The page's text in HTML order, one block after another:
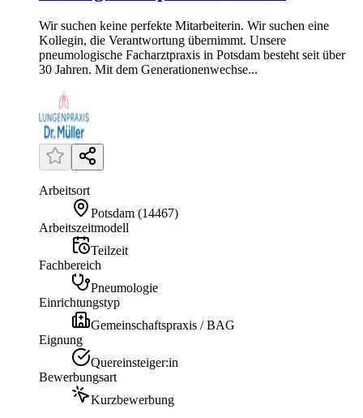
Wir suchen keine perfekte Mitarbeiterin. Wir suchen eine
Kollegin, die Verantwortung übernimmt. Unsere
pneumologische Facharztpraxis in Potsdam besteht seit über
30 Jahren. Mit dem Generationenwechse...
Arbeitsort
Potsdam (14467)
Arbeitszeitmodell
Teilzeit
Fachbereich
Pneumologie
Einrichtungstyp
Gemeinschaftspraxis / BAG
Eignung
Quereinsteiger:in
Bewerbungsart
Kurzbewerbung